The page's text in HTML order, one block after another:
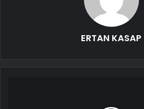
ERTAN KASAP